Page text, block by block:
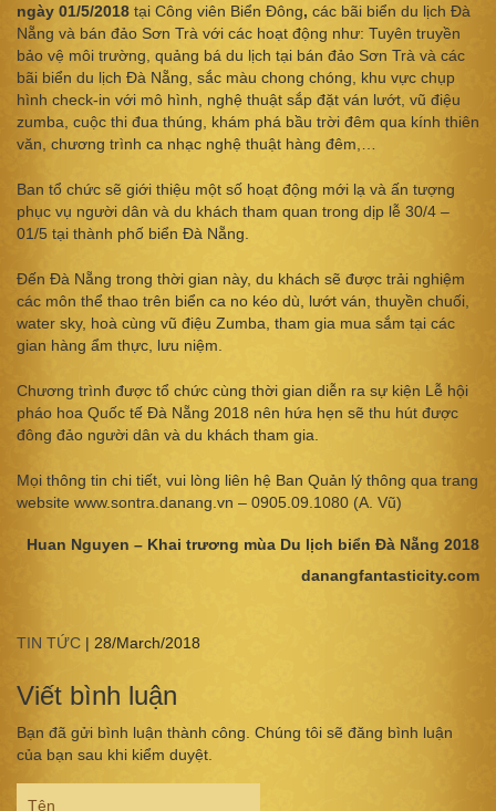
ngày 01/5/2018 tại Công viên Biển Đông, các bãi biển du lịch Đà
Nẵng và bán đảo Sơn Trà với các hoạt động như: Tuyên truyền
bảo vệ môi trường, quảng bá du lịch tại bán đảo Sơn Trà và các
bãi biển du lịch Đà Nẵng, sắc màu chong chóng, khu vực chụp
hình check-in với mô hình, nghệ thuật sắp đặt ván lướt, vũ điệu
zumba, cuộc thi đua thúng, khám phá bầu trời đêm qua kính thiên
văn, chương trình ca nhạc nghệ thuật hàng đêm,…
Ban tổ chức sẽ giới thiệu một số hoạt động mới lạ và ấn tượng
phục vụ người dân và du khách tham quan trong dịp lễ 30/4 –
01/5 tại thành phố biển Đà Nẵng.
Đến Đà Nẵng trong thời gian này, du khách sẽ được trải nghiệm
các môn thể thao trên biển ca no kéo dù, lướt ván, thuyền chuối,
water sky, hoà cùng vũ điệu Zumba, tham gia mua sắm tại các
gian hàng ẩm thực, lưu niệm.
Chương trình được tổ chức cùng thời gian diễn ra sự kiện Lễ hội
pháo hoa Quốc tế Đà Nẵng 2018 nên hứa hẹn sẽ thu hút được
đông đảo người dân và du khách tham gia.
Mọi thông tin chi tiết, vui lòng liên hệ Ban Quản lý thông qua trang
website www.sontra.danang.vn – 0905.09.1080 (A. Vũ)
Huan Nguyen – Khai trương mùa Du lịch biển Đà Nẵng 2018
danangfantasticity.com
TIN TỨC | 28/March/2018
Viết bình luận
Bạn đã gửi bình luận thành công. Chúng tôi sẽ đăng bình luận
của bạn sau khi kiểm duyệt.